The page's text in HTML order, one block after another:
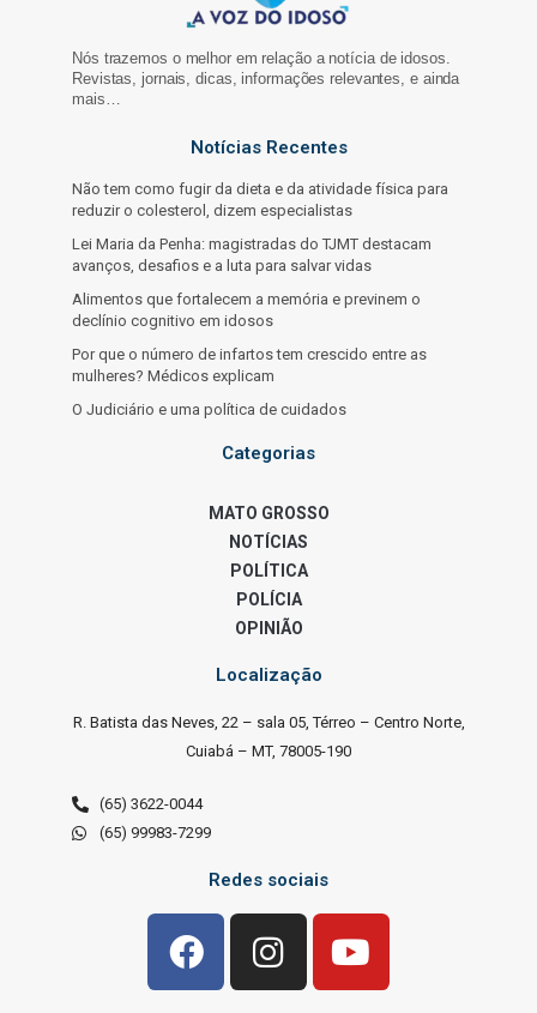
Nós trazemos o melhor em relação a notícia de idosos.
Revistas, jornais, dicas, informações relevantes, e ainda
mais…
Notícias Recentes
Não tem como fugir da dieta e da atividade física para
reduzir o colesterol, dizem especialistas
Lei Maria da Penha: magistradas do TJMT destacam
avanços, desafios e a luta para salvar vidas
Alimentos que fortalecem a memória e previnem o
declínio cognitivo em idosos
Por que o número de infartos tem crescido entre as
mulheres? Médicos explicam
O Judiciário e uma política de cuidados
Categorias
MATO GROSSO
NOTÍCIAS
POLÍTICA
POLÍCIA
OPINIÃO
Localização
R. Batista das Neves, 22 – sala 05, Térreo – Centro Norte,
Cuiabá – MT, 78005-190
(65) 3622-0044
(65) 99983-7299
Redes sociais